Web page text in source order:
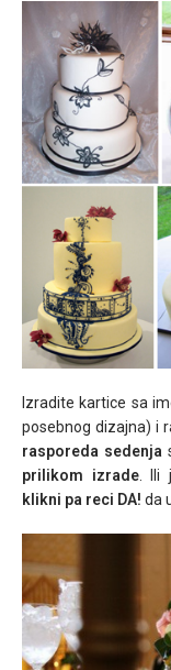
Izradite kartice sa
posebnog dizajna) i
rasporeda sedenja
prilikom izrade. Ili
klikni pa reci DA! da